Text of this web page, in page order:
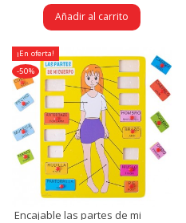
Añadir al carrito
¡En oferta!
-50%
Encajable las partes de mi